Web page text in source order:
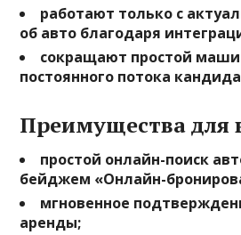
работают только с
об авто благодаря
сокращают простой
постоянного потока
Преимущества для
простой онлайн-поиск
бейджем «Онлайн-
мгновенное
аренды;